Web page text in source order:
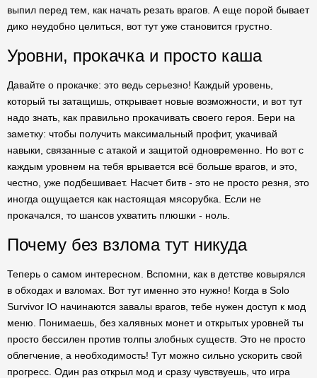
выпил перед тем, как начать резать врагов. А еще порой бывает
дико неудобно целиться, вот тут уже становится грустно.
Уровни, прокачка и просто каша
Давайте о прокачке: это ведь серьезно! Каждый уровень,
который ты затащишь, открывает новые возможности, и вот тут
надо знать, как правильно прокачивать своего героя. Бери на
заметку: чтобы получить максимальный профит, укачивай
навыки, связанные с атакой и защитой одновременно. Но вот с
каждым уровнем на тебя врывается всё больше врагов, и это,
честно, уже подбешивает. Насчет битв - это не просто резня, это
иногда ощущается как настоящая мясорубка. Если не
прокачался, то шансов ухватить плюшки - ноль.
Почему без взлома тут никуда
Теперь о самом интересном. Вспомни, как в детстве ковырялся
в обходах и взломах. Вот тут именно это нужно! Когда в Solo
Survivor IO начинаются завалы врагов, тебе нужен доступ к мод
меню. Понимаешь, без халявных монет и открытых уровней ты
просто бессилен против толпы злобных существ. Это не просто
облегчение, а необходимость! Тут можно сильно ускорить свой
прогресс. Один раз открыл мод и сразу чувствуешь, что игра